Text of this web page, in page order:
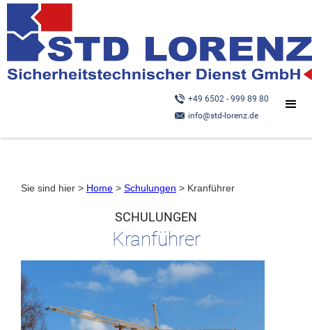
+49 6502 - 999 89 80
info@std-lorenz.de
Sie sind hier > Home > Schulungen > Kranführer
SCHULUNGEN
Kranführer